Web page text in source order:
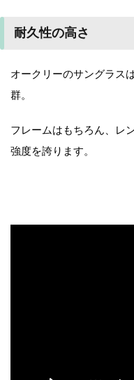
耐久性の高さ
オークリーのサングラス
群。
フレームはもちろん、レ
強度を誇ります。